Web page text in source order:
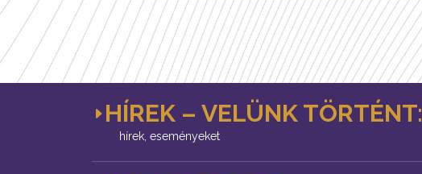
HÍREK – VELÜNK TÖRTÉNT:
hírek, eseményeket